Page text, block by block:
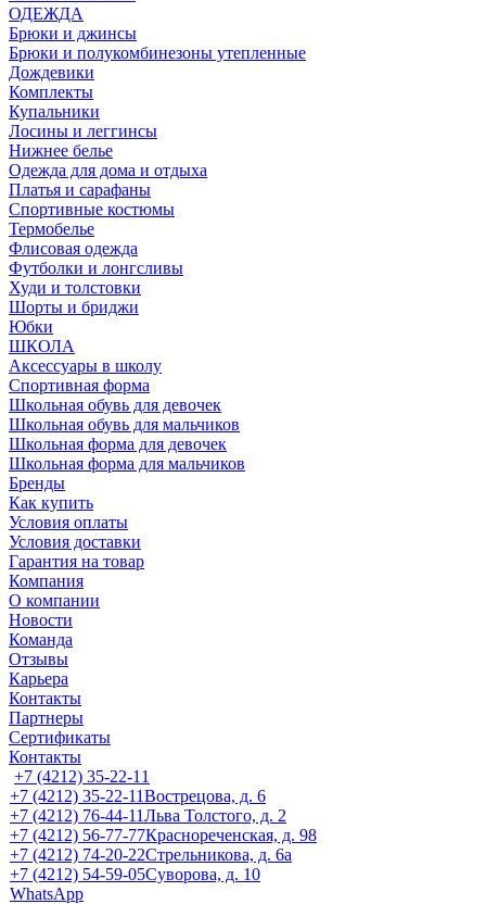
ОДЕЖДА
Брюки и джинсы
Брюки и полукомбинезоны утепленные
Дождевики
Комплекты
Купальники
Лосины и леггинсы
Нижнее белье
Одежда для дома и отдыха
Платья и сарафаны
Спортивные костюмы
Термобелье
Флисовая одежда
Футболки и лонгсливы
Худи и толстовки
Шорты и бриджи
Юбки
ШКОЛА
Аксессуары в школу
Спортивная форма
Школьная обувь для девочек
Школьная обувь для мальчиков
Школьная форма для девочек
Школьная форма для мальчиков
Бренды
Как купить
Условия оплаты
Условия доставки
Гарантия на товар
Компания
О компании
Новости
Команда
Отзывы
Карьера
Контакты
Партнеры
Сертификаты
Контакты
+7 (4212) 35-22-11
+7 (4212) 35-22-11Вострецова, д. 6
+7 (4212) 76-44-11Льва Толстого, д. 2
+7 (4212) 56-77-77Краснореченская, д. 98
+7 (4212) 74-20-22Стрельникова, д. 6а
+7 (4212) 54-59-05Суворова, д. 10
WhatsApp